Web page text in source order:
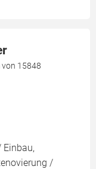
von 15848
Einbau,
/